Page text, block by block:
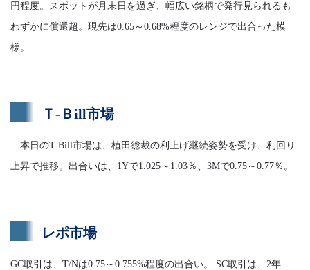
円程度。スポットが月末日を過ぎ、幅広い銘柄で発行見られるも
わずかに償還超。現先は0.65～0.68%程度のレンジで出合った模
様。
Ｔ-Ｂill市場
本日のT-Bill市場は、植田総裁の利上げ継続姿勢を受け、利回り
上昇で推移。出合いは、1Yで1.025～1.03％、3Mで0.75～0.77％。
レポ市場
GC取引は、T/Nは0.75～0.755%程度の出合い。 SC取引は、2年